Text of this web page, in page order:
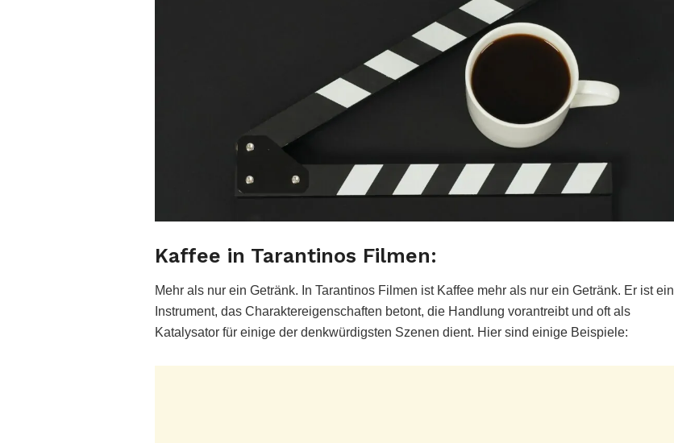
Kaffee in Tarantinos Filmen:
Mehr als nur ein Getränk. In Tarantinos Filmen ist Kaffee mehr als nur ein Getränk. Er ist ein
Instrument, das Charaktereigenschaften betont, die Handlung vorantreibt und oft als
Katalysator für einige der denkwürdigsten Szenen dient. Hier sind einige Beispiele: